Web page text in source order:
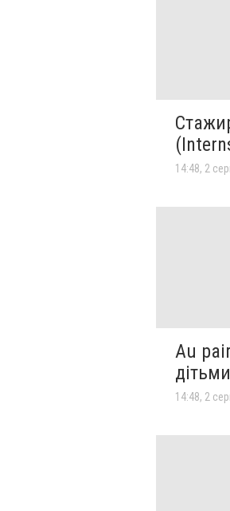
14:48, 2
Au
14:48, 2